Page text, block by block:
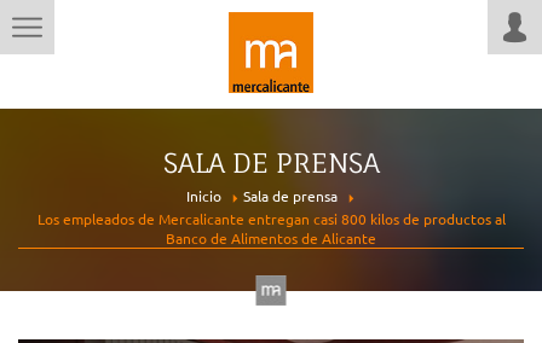
SALA DE PRENSA
Inicio
Sala de prensa
Los empleados de Mercalicante entregan casi 800 kilos de productos al
Banco de Alimentos de Alicante